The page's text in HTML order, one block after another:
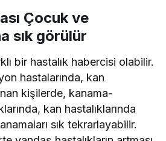
Çocuk ve
sık görülür
bir hastalık habercisi olabilir.
hastalarında, kan
kişilerde, kanama-
kan hastalıklarında
sık tekrarlayabilir.